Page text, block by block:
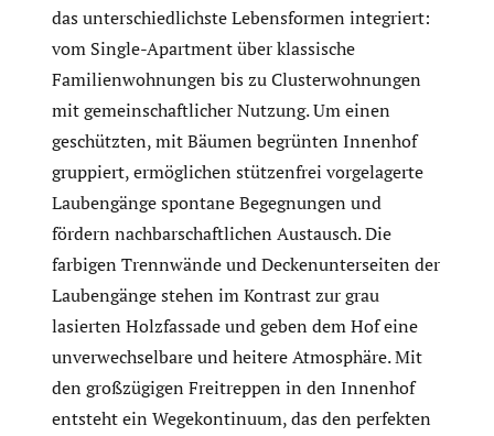
das unterschiedlichste Lebensformen integriert:
vom Single-Apartment über klassische
Familienwohnungen bis zu Clusterwohnungen
mit gemeinschaftlicher Nutzung. Um einen
geschützten, mit Bäumen begrünten Innenhof
gruppiert, ermöglichen stützenfrei vorgelagerte
Laubengänge spontane Begegnungen und
fördern nachbarschaftlichen Austausch. Die
farbigen Trennwände und Deckenunterseiten der
Laubengänge stehen im Kontrast zur grau
lasierten Holzfassade und geben dem Hof eine
unverwechselbare und heitere Atmosphäre. Mit
den großzügigen Freitreppen in den Innenhof
entsteht ein Wegekontinuum, das den perfekten